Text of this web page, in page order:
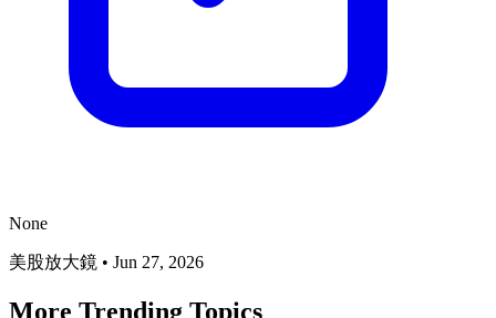
None
美股放大鏡 • Jun 27, 2026
More Trending Topics